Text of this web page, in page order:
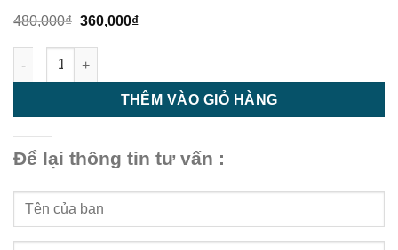
480,000₫ Giá
là:
480,000₫.
360,000₫Giá
Trần nhựa - trần nhựa giật cấp - M91 số lượng
THÊM VÀO GIỎ HÀNG
Để lại thông tin tư vấn :